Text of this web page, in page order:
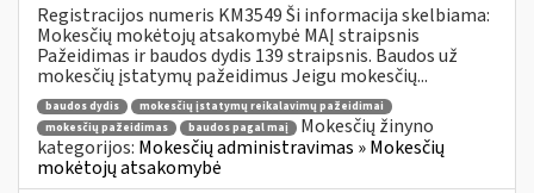
Registracijos numeris KM3549 Ši informacija skelbiama:
Mokesčių mokėtojų atsakomybė MAĮ straipsnis
Pažeidimas ir baudos dydis 139 straipsnis. Baudos už
mokesčių įstatymų pažeidimus Jeigu mokesčių...
baudos dydis
mokesčių įstatymų reikalavimų pažeidimai
mokesčių pažeidimas
baudos pagal maį
Mokesčių žinyno
kategorijos: Mokesčių administravimas » Mokesčių
mokėtojų atsakomybė